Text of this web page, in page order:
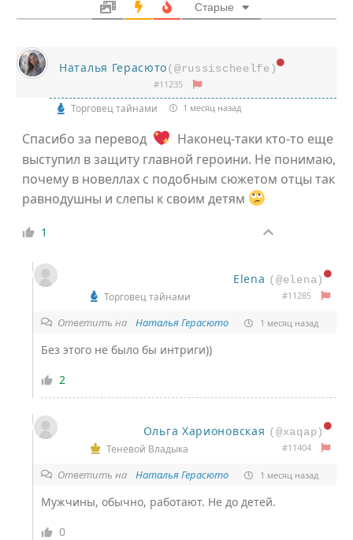
Старые
Наталья Герасюто(@russischeelfe)
#11235
Торговец тайнами 1 месяц назад
Спасибо за перевод
Наконец-таки кто-то еще
выступил в защиту главной героини. Не понимаю,
почему в новеллах с подобным сюжетом отцы так
равнодушны и слепы к своим детям
1
Elena (@elena)
Торговец тайнами #11285
Ответить на Наталья Герасюто 1 месяц назад
Без этого не было бы интриги))
2
Ольга Харионовская (@xaqap)
Теневой Владыка #11404
Ответить на Наталья Герасюто 1 месяц назад
Мужчины, обычно, работают. Не до детей.
0